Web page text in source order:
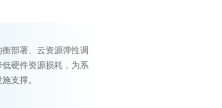
部署、云资源弹性调
硬件资源损耗，为系
支撑。